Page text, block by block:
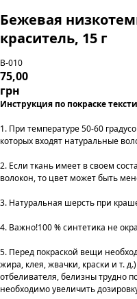
Бежевая
краситель, 15 г
В-010
75,00
грн
Инструкция по покраске
1. При температуре 50-60
которых входят натуральные
2. Если ткань имеет в своем
волокон, то цвет может быть
3. Натуральная шерсть при
4. Важно!100 % синтетика не
5. Перед покраской вещи
жира, клея, жвачки, краски и т.
отбеливателя, белизны трудно
необходимо увеличить